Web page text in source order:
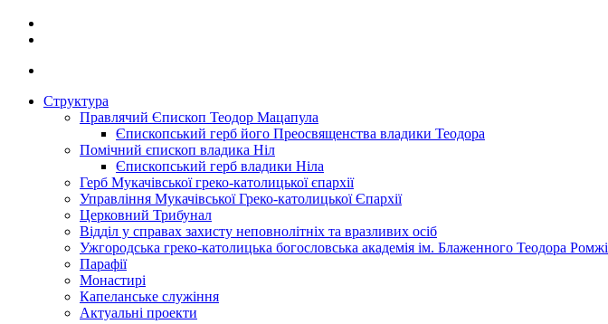
Структура
Правлячий Єпископ Теодор Мацапула
Єпископський герб його Преосвященства владики Теодора
Помічний єпископ владика Ніл
Єпископський герб владики Ніла
Герб Мукачівської греко-католицької єпархії
Управління Мукачівської Греко-католицької Єпархії
Церковний Трибунал
Відділ у справах захисту неповнолітніх та вразливих осіб
Ужгородська греко-католицька богословська академія ім. Блаженного Теодора Ромжі
Парафії
Монастирі
Капеланське служіння
Актуальні проекти